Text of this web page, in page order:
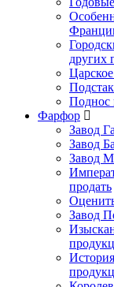
других
Поднос
Фарфор
Завод
Завод
Завод
продать
Завод